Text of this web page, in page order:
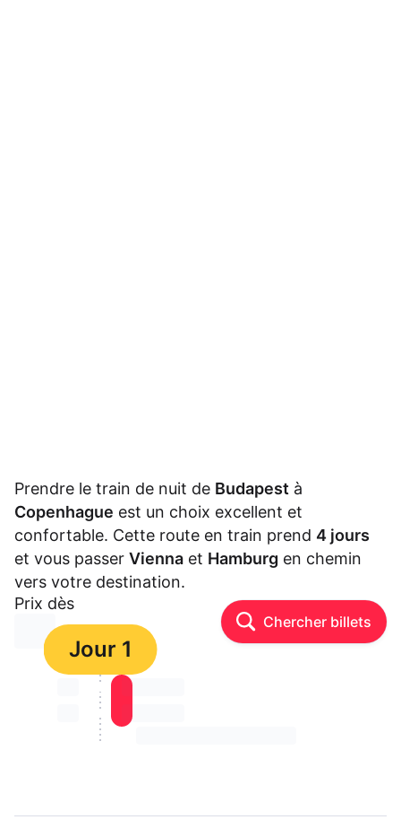
Prendre le train de nuit de Budapest à
Copenhague est un choix excellent et
confortable. Cette route en train prend 4 jours
et vous passer Vienna et Hamburg en chemin
vers votre destination.
Prix dès
⏳⏳ Chercher billets
Jour 1
⏳⏳ ⏳ ⏳⏳
⏳⏳ ⏳ ⏳⏳